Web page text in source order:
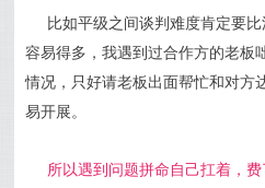
比如平级之间谈判难度肯定要
容易得多，我遇到过合作方的老板
情况，只好请老板出面帮忙和对方
易开展。
所以遇到问题拼命自己扛着，